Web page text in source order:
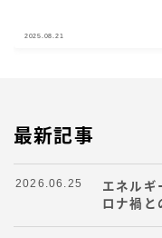
2025.08.21
最新記事
エネルギ
ロナ禍と
2026.06.25